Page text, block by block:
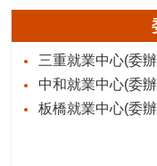
三重就業中心(委
中和就業中心(委
板橋就業中心(委